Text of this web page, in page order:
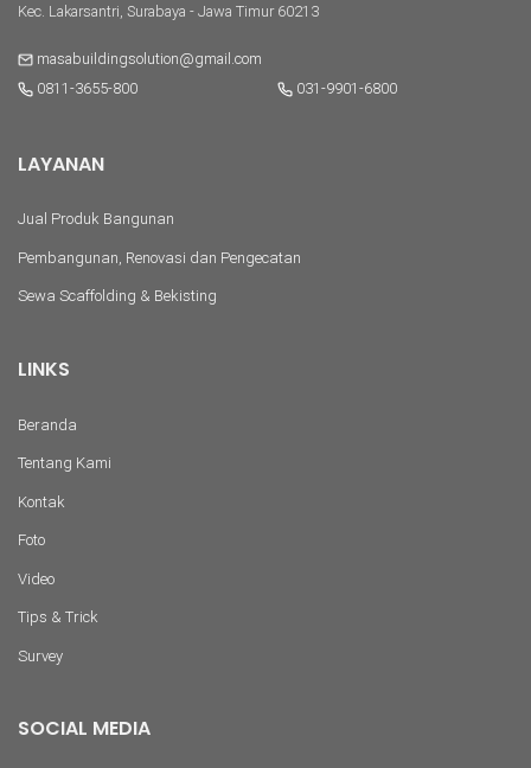
Kec. Lakarsantri, Surabaya - Jawa Timur 60213
masabuildingsolution@gmail.com
0811-3655-800
031-9901-6800
LAYANAN
Jual Produk Bangunan
Pembangunan, Renovasi dan Pengecatan
Sewa Scaffolding & Bekisting
LINKS
Beranda
Tentang Kami
Kontak
Foto
Video
Tips & Trick
Survey
SOCIAL MEDIA